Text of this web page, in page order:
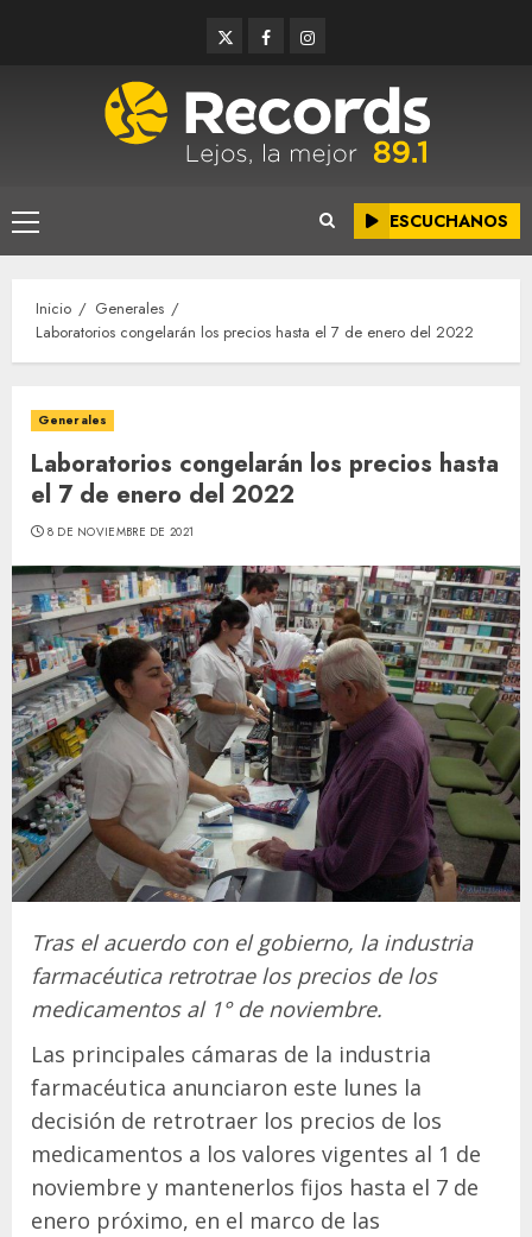
TwitterFacebookInstagram
Menú
principal
ESCUCHANOS
Inicio
Generales
Laboratorios congelarán los precios hasta el 7 de enero del 2022
Generales
Laboratorios congelarán los precios hasta
el 7 de enero del 2022
8 DE NOVIEMBRE DE 2021
Tras el acuerdo con el gobierno, la industria
farmacéutica retrotrae los precios de los
medicamentos al 1° de noviembre.
Las principales cámaras de la industria
farmacéutica anunciaron este lunes la
decisión de retrotraer los precios de los
medicamentos a los valores vigentes al 1 de
noviembre y mantenerlos fijos hasta el 7 de
enero próximo, en el marco de las